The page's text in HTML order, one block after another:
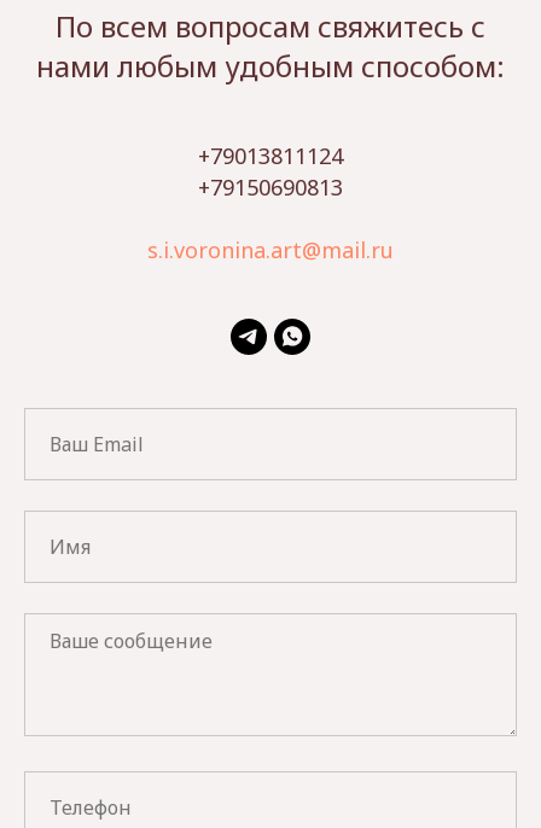
По всем вопросам свяжитесь с
нами любым удобным способом:
+79013811124
+79150690813
s.i.voronina.art@mail.ru